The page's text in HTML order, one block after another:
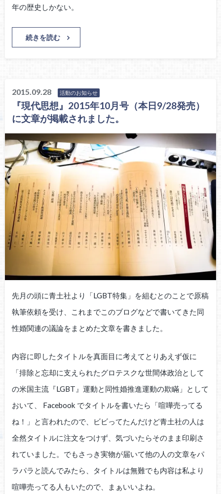
年の歴史しかない。
続きを読む
2015.09.28 活動のお知らせ
『現代思想』2015年10月号（本日9/28発売）
に文章が掲載されました。
先月の頭に青土社より「LGBT特集」を組むとのことで原稿
執筆依頼を受け、これまでこのブログなどで書いてきた同
性婚関連の議論をまとめた文章を書きました。
内容に即したタイトルを真面目に考えてとりあえず仮に
「排除と忘却に支えられたグロテスクな世間体政治として
の米国主流『LGBT』運動と同性婚推進運動の欺瞞」として
おいて、 Facebook でタイトルを書いたら「喧嘩売ってる
ね！」と言われたので、ビビってたんだけど青土社の人は
全然タイトルに注文をつけず、気づいたらそのまま印刷さ
れていました。でもさっき実物が届いて他の人の文章をパ
ラパラと読んでみたら、タイトルは無難でも内容は私より
喧嘩売ってる人もいたので、まぁいいよね。